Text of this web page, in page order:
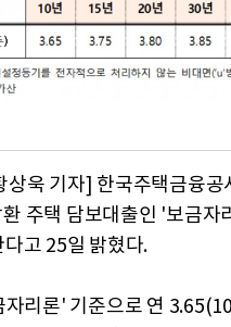
상욱 기자] 한국주택금융공
주택 담보대출인 '보금자
고 25일 밝혔다.
리론' 기준으로 연